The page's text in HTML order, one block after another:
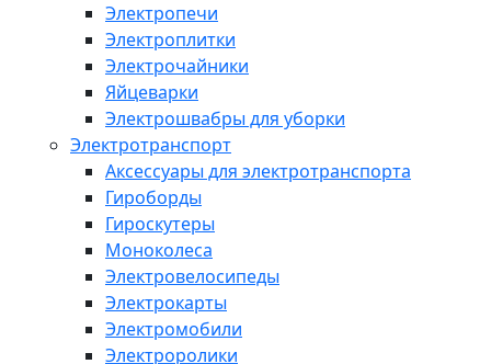
Электропечи
Электроплитки
Электрочайники
Яйцеварки
Электрошвабры для уборки
Электротранспорт
Аксессуары для электротранспорта
Гироборды
Гироскутеры
Моноколеса
Электровелосипеды
Электрокарты
Электромобили
Электроролики